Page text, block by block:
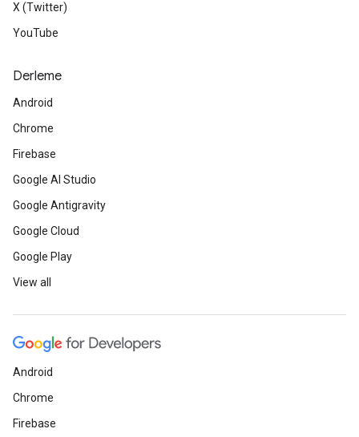
X (Twitter)
YouTube
Derleme
Android
Chrome
Firebase
Google AI Studio
Google Antigravity
Google Cloud
Google Play
View all
Android
Chrome
Firebase